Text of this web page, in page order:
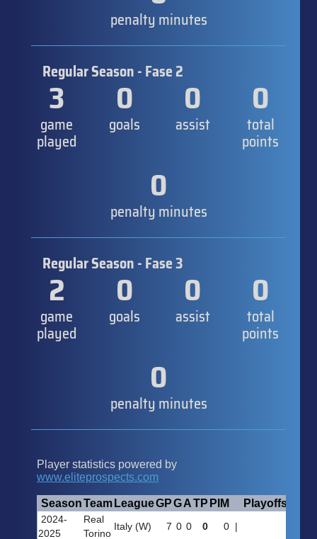
penalty minutes
Regular Season - Fase 2
3
game
played
0
goals
0
assist
0
total
points
0
penalty minutes
Regular Season - Fase 3
2
game
played
0
goals
0
assist
0
total
points
0
penalty minutes